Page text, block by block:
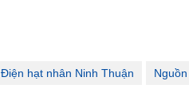
Điện hạt nhân Ninh Thuận